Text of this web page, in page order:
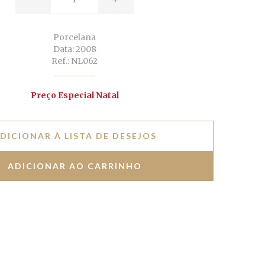
Porcelana
Data: 2008
Ref.: NL062
Preço Especial Natal
À LISTA DE DESEJOS